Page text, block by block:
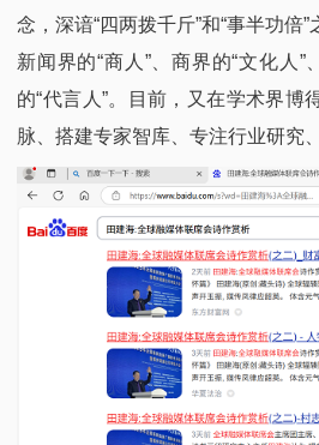
念，深谙“四两拨千斤”和“事半功倍
新闻界的“商人”、商界的“文化人”
的“代言人”。目前，又在学术界博
脉、搭建专家智库、专注行业研究